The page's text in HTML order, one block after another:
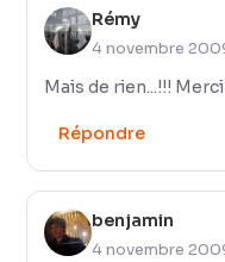
Rémy
4 novembre
Mais de rien...!!!
Répondre
benjamin
4 novembre